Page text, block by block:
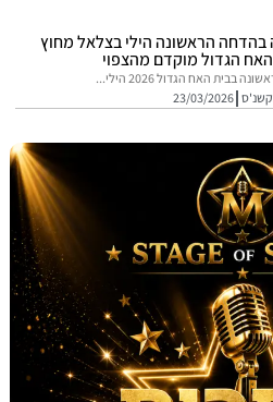
הראשונה הילי בצלאל מחוץ
מוקדם מהצפוי
הגדול 2026 הילי...
23/03/2026